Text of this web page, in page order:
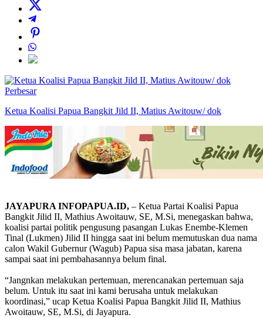
Perbesar
Ketua Koalisi Papua Bangkit Jild II, Matius Awitouw/ dok
JAYAPURA INFOPAPUA.ID, – Ketua Partai Koalisi Papua
Bangkit Jilid II, Mathius Awoitauw, SE, M.Si, menegaskan bahwa,
koalisi partai politik pengusung pasangan Lukas Enembe-Klemen
Tinal (Lukmen) Jilid II hingga saat ini belum memutuskan dua nama
calon Wakil Gubernur (Wagub) Papua sisa masa jabatan, karena
sampai saat ini pembahasannya belum final.
“Jangnkan melakukan pertemuan, merencanakan pertemuan saja
belum. Untuk itu saat ini kami berusaha untuk melakukan
koordinasi,” ucap Ketua Koalisi Papua Bangkit Jilid II, Mathius
Awoitauw, SE, M.Si, di Jayapura.